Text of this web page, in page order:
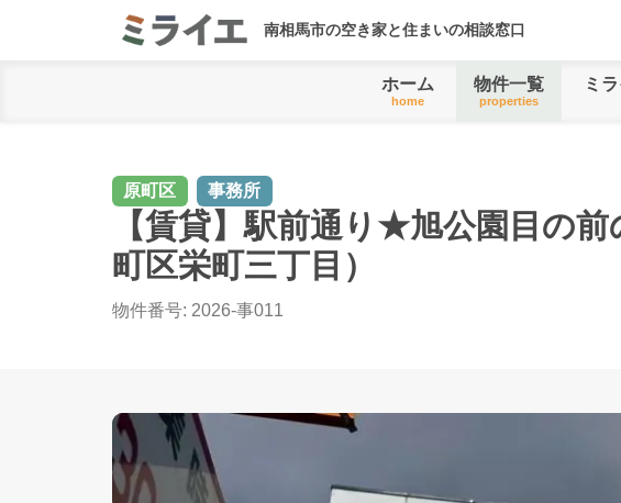
南相馬市の空き家と住まいの相談窓口
ホーム
home
物件一覧
properties
ミ
原町区 事務所
【賃貸】駅前通り★旭公園目の
町区栄町三丁目）
物件番号: 2026-事011